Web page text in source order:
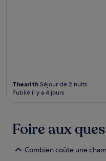
Thearith Séjour de 2 nuits
Publié il y a 4 jours
Foire aux
Combien coûte une